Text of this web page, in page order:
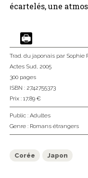
écartelés, une
Trad. du japonais par Sophie
Actes Sud, 2005
300 pages
ISBN : 2742755373
Prix : 17,89 €
Public : Adultes
Genre : Romans étrangers
Corée Japon